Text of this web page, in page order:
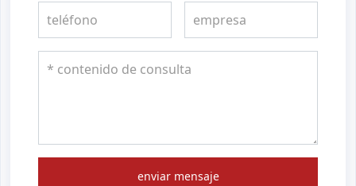
enviar mensaje